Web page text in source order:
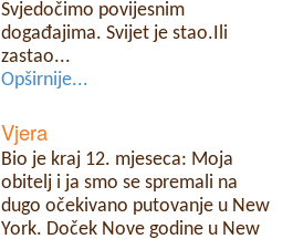
Svjedočimo povijesnim
događajima. Svijet je stao.Ili
zastao...
Opširnije...
Vjera
Bio je kraj 12. mjeseca: Moja
obitelj i ja smo se spremali na
dugo očekivano putovanje u New
York. Doček Nove godine u New